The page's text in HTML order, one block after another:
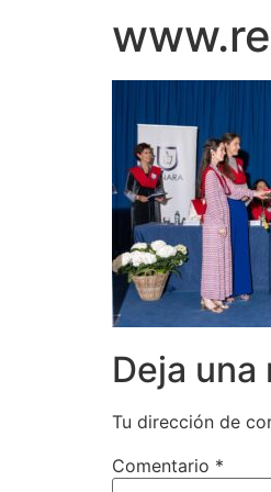
Deja
Tu dirección de
Comentario *